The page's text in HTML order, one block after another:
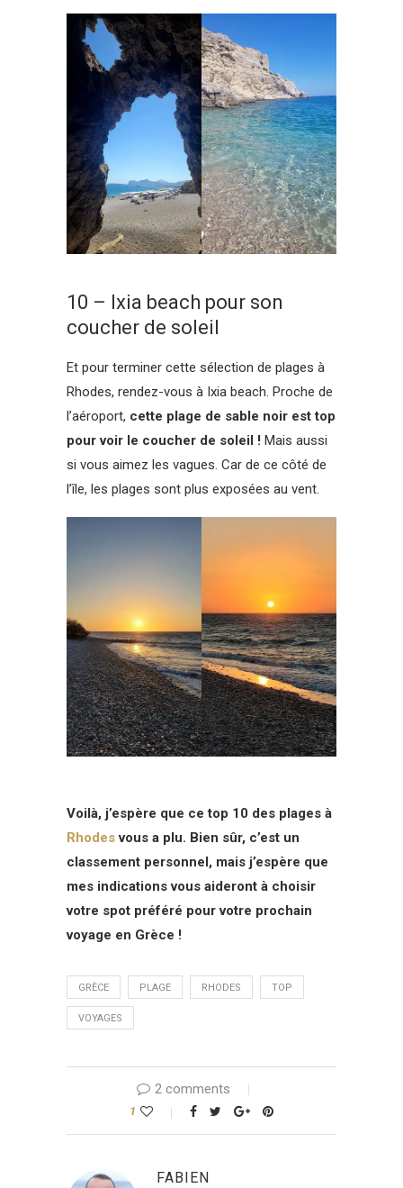
10 – Ixia beach pour son
coucher de soleil
Et pour terminer cette sélection de plages à
Rhodes, rendez-vous à Ixia beach. Proche de
l’aéroport, cette plage de sable noir est top
pour voir le coucher de soleil ! Mais aussi
si vous aimez les vagues. Car de ce côté de
l’île, les plages sont plus exposées au vent.
Voilà, j’espère que ce top 10 des plages à
Rhodesvous a plu. Bien sûr, c’est un
classement personnel, mais j’espère que
mes indications vous aideront à choisir
votre spot préféré pour votre prochain
voyage en Grèce !
GRÈCE PLAGE RHODES TOP
VOYAGES
2 comments
1
FABIEN